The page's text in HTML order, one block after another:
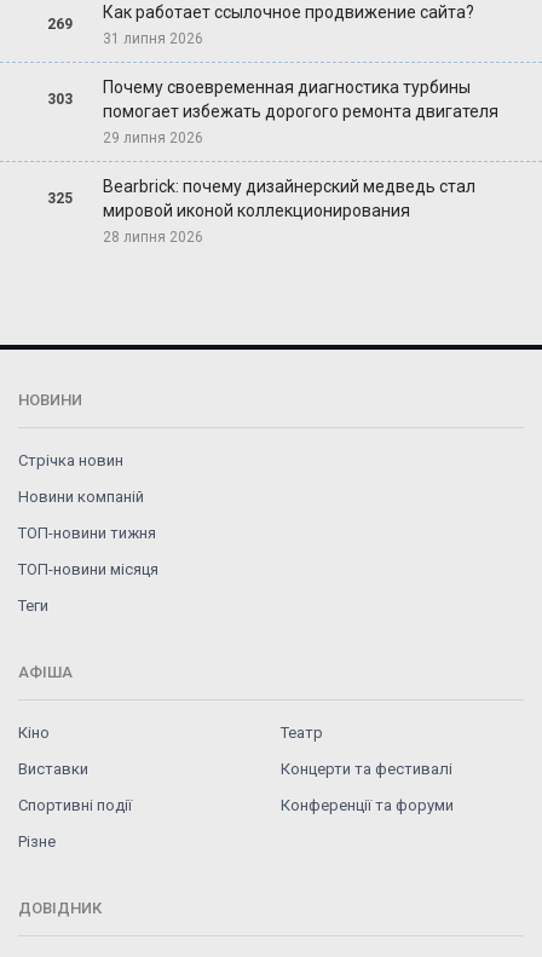
269
Как работает ссылочное продвижение сайта?
31 липня 2026
303
Почему своевременная диагностика турбины
помогает избежать дорогого ремонта двигателя
29 липня 2026
325
Bearbrick: почему дизайнерский медведь стал
мировой иконой коллекционирования
28 липня 2026
НОВИНИ
Стрічка новин
Новини компаній
ТОП-новини тижня
ТОП-новини місяця
Теги
АФІША
Кіно
Театр
Виставки
Концерти та фестивалі
Спортивні події
Конференції та форуми
Різне
ДОВІДНИК